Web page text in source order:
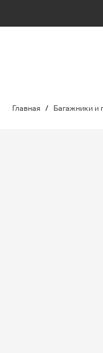
Главная / Багажники и